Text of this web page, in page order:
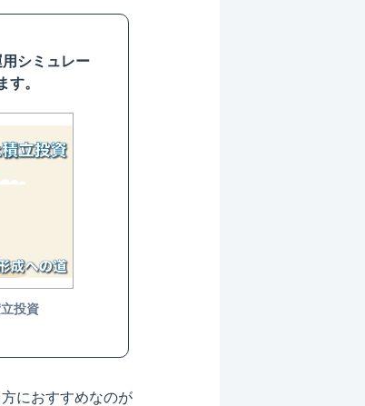
用シミュレー
す。
投資
におすすめなのが